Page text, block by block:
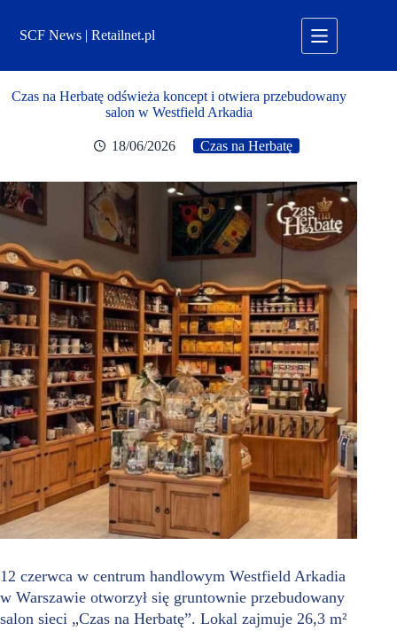
treściSCF News | Retailnet.pl
Czas na Herbatę odświeża koncept i otwiera przebudowany
salon w Westfield Arkadia
18/06/2026 Czas na Herbatę
12 czerwca w centrum handlowym Westfield Arkadia
w Warszawie otworzył się gruntownie przebudowany
salon sieci „Czas na Herbatę”. Lokal zajmuje 26,3 m²